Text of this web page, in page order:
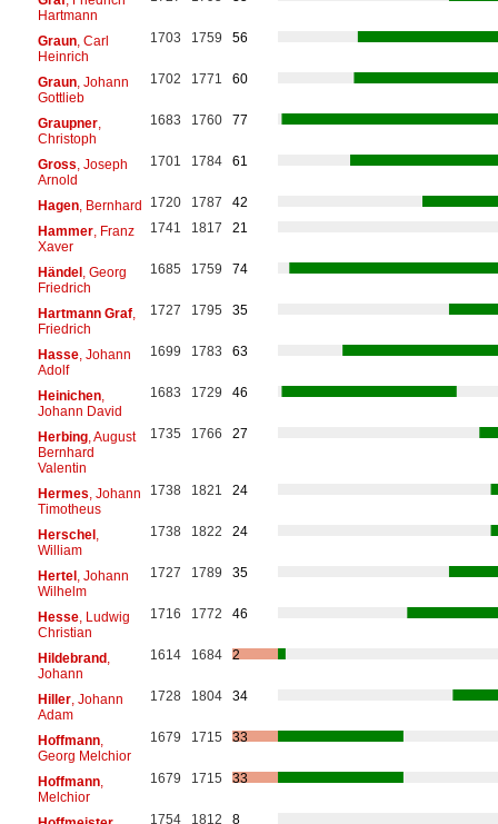
Hartmann
Graun, Carl
Heinrich
1703 1759 56
Graun, Johann
Gottlieb
1702 1771 60
Graupner,
Christoph
1683 1760 77
Gross , Joseph
Arnold
1701 1784 61
Hagen, Bernhard 1720 1787
42
Hammer, Franz
Xaver
1741 1817 21
Händel, Georg
Friedrich
1685 1759 74
Hartmann Graf,
Friedrich
1727 1795 35
Hasse, Johann
Adolf
1699 1783 63
Heinichen,
Johann David
1683 1729 46
Herbing, August
Bernhard
Valentin
1735 1766 27
Hermes , Johann
Timotheus
1738 1821 24
Herschel,
William
1738 1822 24
Hertel, Johann
Wilhelm
1727 1789 35
Hesse, Ludwig
Christian
1716 1772 46
Hildebrand,
Johann
1614 1684 2
Hiller, Johann
Adam
1728 1804 34
Hoffmann,
Georg Melchior
1679 1715 33
Hoffmann,
Melchior
1679 1715 33
1754 1812 8